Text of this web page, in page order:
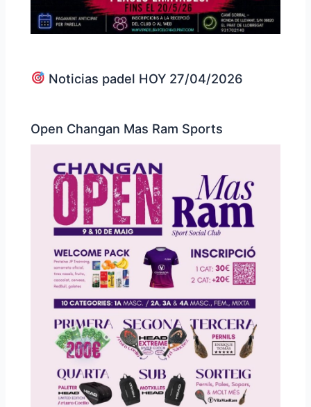
Noticias padel HOY 27/04/2026
Open Changan Mas Ram Sports